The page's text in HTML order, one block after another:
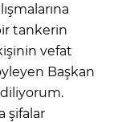
tankerin
vefat
Başkan
şifalar